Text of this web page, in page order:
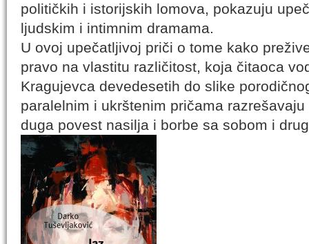
političkih i istorijskih lomova, pokazuju
ljudskim i intimnim dramama.
U ovoj upečatljivoj priči o tome kako
pravo na vlastitu različitost, koja čitaoca
Kragujevca devedesetih do slike
paralelnim i ukrštenim pričama
duga povest nasilja i borbe sa sobom i